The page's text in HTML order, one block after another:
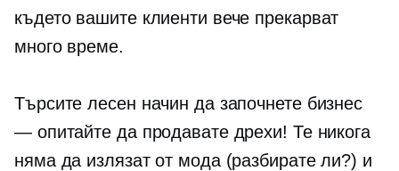
където вашите клиенти вече прекарват
много време.
Търсите лесен начин да започнете бизнес
— опитайте да продавате дрехи! Те никога
няма да излязат от мода (разбирате ли?) и